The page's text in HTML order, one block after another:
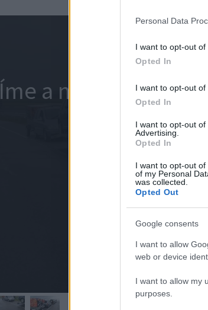
Personal Data
I want to opt-out of
Opted In
I want to opt-out of
Opted In
I want to opt-out
Advertising.
Opted In
I want to opt-out
of my Personal
was collected.
Opted Out
Google consents
I want to allow
web or device
I want to allow my
purposes.
Íme a nem